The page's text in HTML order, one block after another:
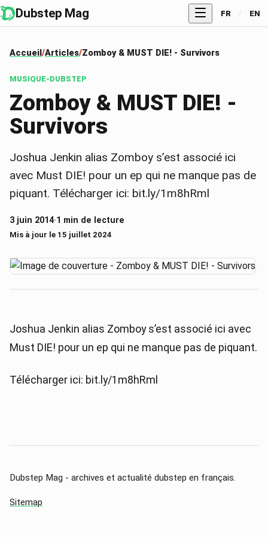
Dubstep Mag FR / EN
Accueil Articles Zomboy & MUST DIE! - Survivors
MUSIQUE-DUBSTEP
Zomboy & MUST DIE! -
Survivors
Joshua Jenkin alias Zomboy s’est associé ici
avec Must DIE! pour un ep qui ne manque pas de
piquant. Télécharger ici: bit.ly/1m8hRml
3 juin 2014·1 min de lecture
Mis à jour le 15 juillet 2024
Joshua Jenkin alias Zomboy s’est associé ici avec
Must DIE! pour un ep qui ne manque pas de piquant.
Télécharger ici: bit.ly/1m8hRml
Dubstep Mag - archives et actualité dubstep en français.
Sitemap